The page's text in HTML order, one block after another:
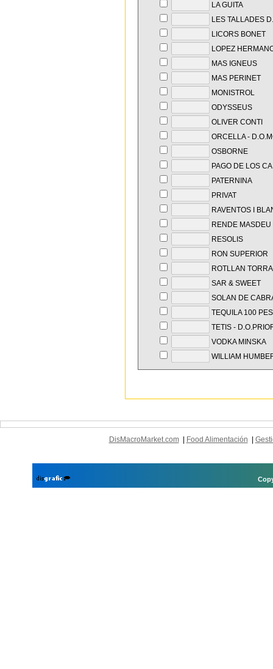
LA GUITA
LES TALLADES
LICORS BONET
LOPEZ
MAS IGNEUS
MAS PERINET
MONISTROL
ODYSSEUS
OLIVER CONTI
ORCELLA -
OSBORNE
PAGO DE LOS
PATERNINA
PRIVAT
RAVENTOS I
RENDE MASDEU
RESOLIS
RON SUPERIOR
ROTLLAN TORRA
SAR & SWEET
SOLAN DE
TEQUILA 100
TETIS -
VODKA MINSKA
WILLIAM
DisMacroMarket.com| Food Alimentación